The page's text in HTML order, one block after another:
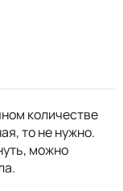
количестве
то не нужно.
можно